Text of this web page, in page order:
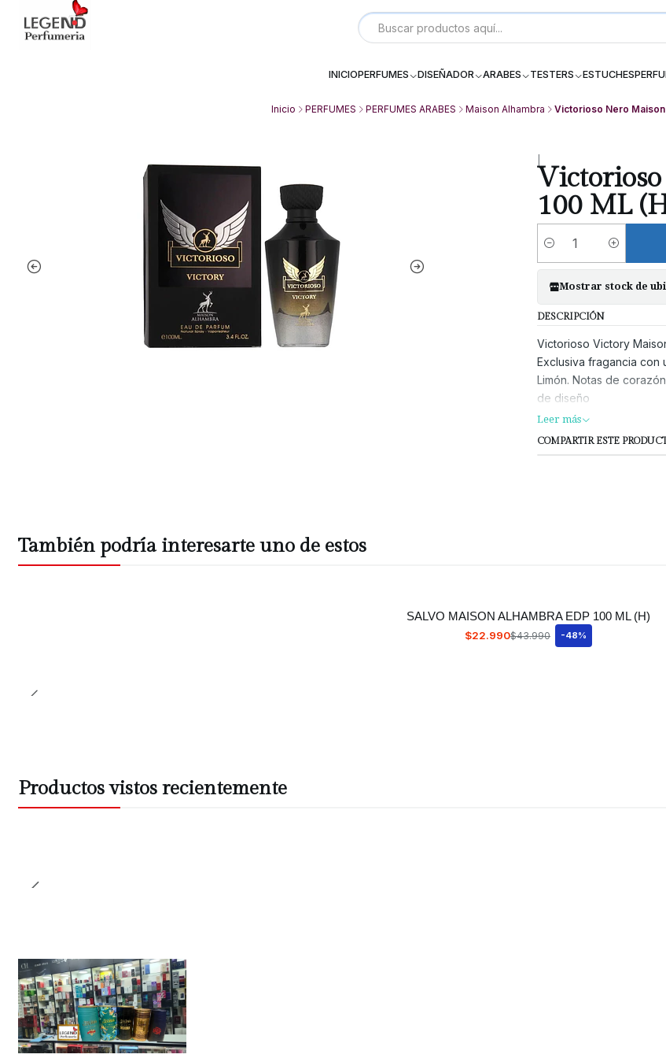
INICIOPERFUMES DISEÑADOR ARABES TESTERS ESTUCHES
Avda Providencia 2234, Local P 6, Subterraneo (--2) Galeria Dos Providencia
Inicio PERFUMES PERFUMES ARABES Maison Alhambra Victorioso Nero Maison
100 ML
Cantidad
Mostrar stock de
DESCRIPCIÓN
Victorioso Victory
Exclusiva fragancia con
Limón. Notas de
de diseño
Leer más
COMPARTIR ESTE
También podría interesarte uno de estos
SALVO MAISON ALHAMBRA EDP 100 ML (H)
$22.990$43.990 -48%
Productos vistos recientemente